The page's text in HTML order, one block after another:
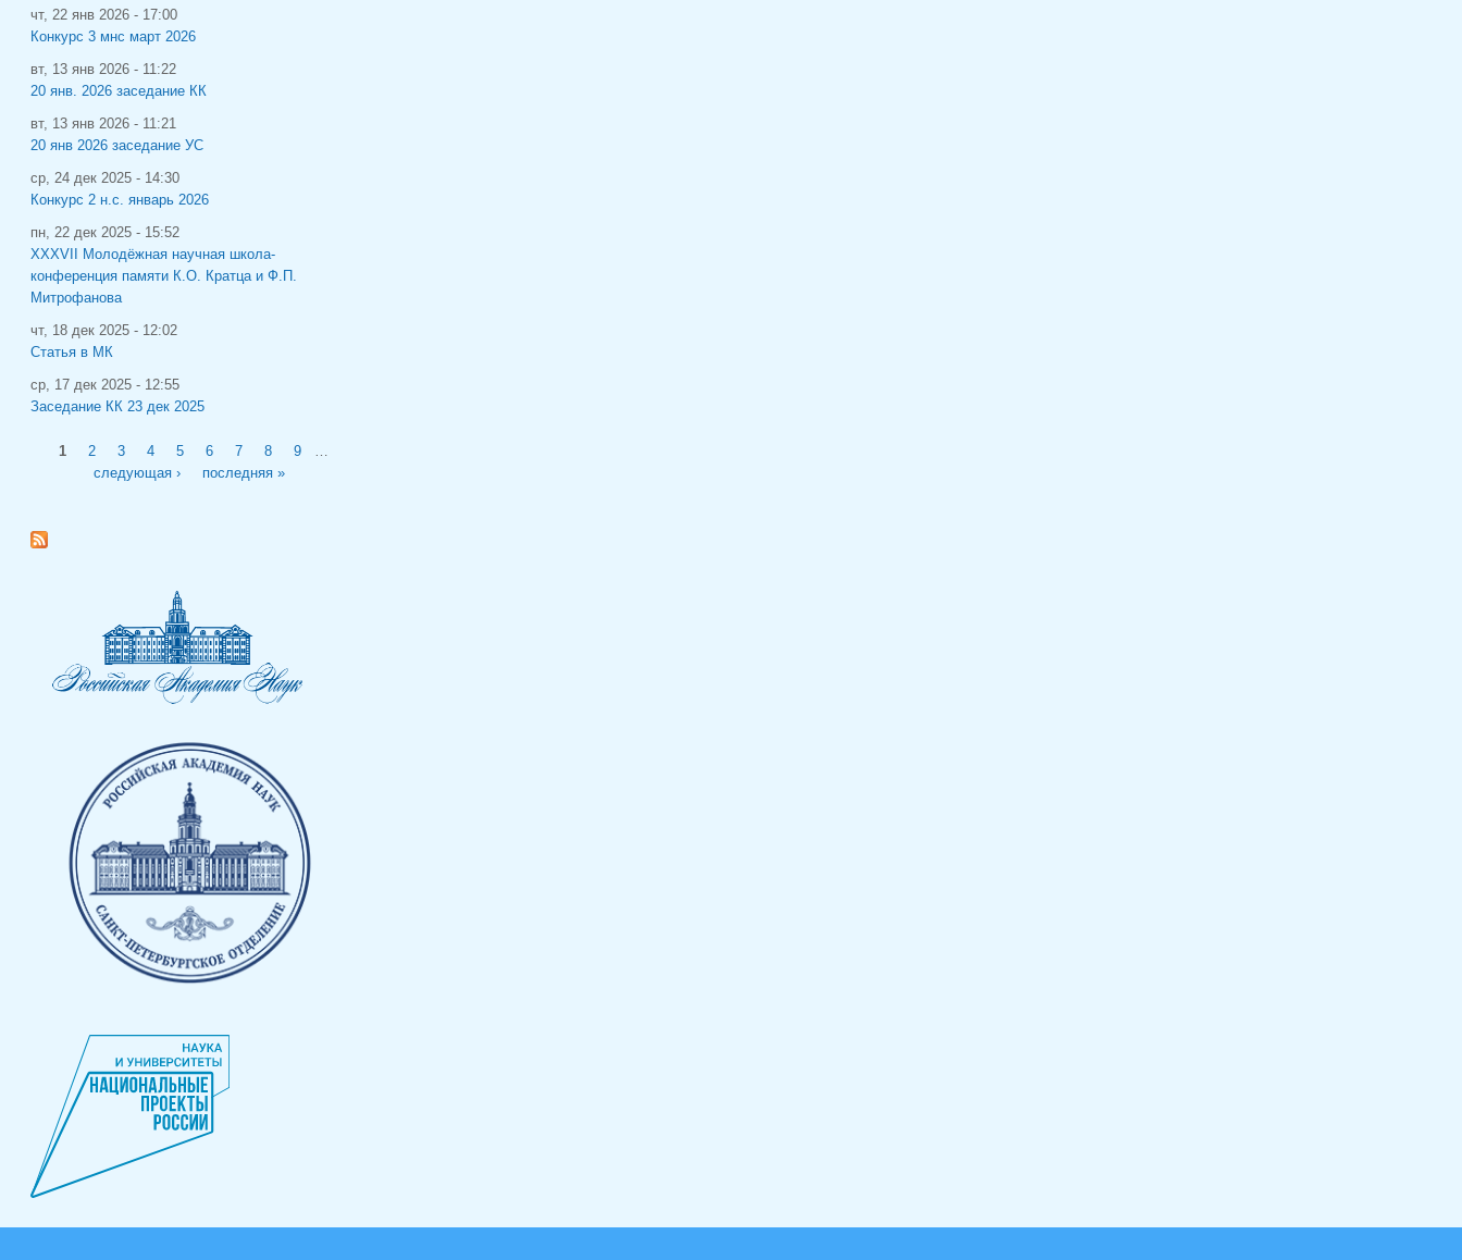
чт, 22 янв 2026 - 17:00
Конкурс 3 мнс март 2026
вт, 13 янв 2026 - 11:22
20 янв. 2026 заседание КК
вт, 13 янв 2026 - 11:21
20 янв 2026 заседание УС
ср, 24 дек 2025 - 14:30
Конкурс 2 н.с. январь 2026
пн, 22 дек 2025 - 15:52
XXXVII Молодёжная научная школа-
конференция памяти К.О. Кратца и Ф.П.
Митрофанова
чт, 18 дек 2025 - 12:02
Статья в МК
ср, 17 дек 2025 - 12:55
Заседание КК 23 дек 2025
Страницы
1 2 3 4 5 6 7 8 9
следующая ›
последняя »